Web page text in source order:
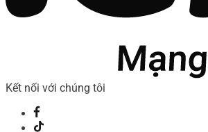
Kết nối với chúng tôi